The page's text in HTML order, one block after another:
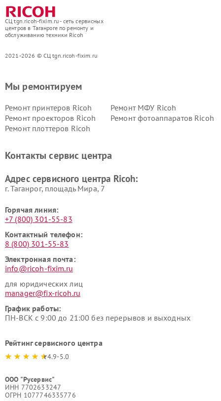
СЦ tgn.ricoh-fixim.ru - сеть сервисных
центров в Таганроге по ремонту и
обслуживанию техники Ricoh
2021-2026 © СЦ tgn.ricoh-fixim.ru
Мы ремонтируем
Ремонт принтеров Ricoh
Ремонт МФУ Ricoh
Ремонт проекторов Ricoh
Ремонт фотоаппаратов Ricoh
Ремонт плоттеров Ricoh
Контакты сервис центра
Адрес сервисного центра Ricoh:
г. Таганрог, площадь Мира, 7
Горячая линия:
+7 (800) 301-55-83
Контактный телефон:
8 (800) 301-55-83
Электронная почта:
info@ricoh-fixim.ru
для юридических лиц
manager@fix-ricoh.ru
График работы:
ПН-ВСК с 9:00 до 21:00 без перерывов и выходных
Рейтинг сервисного центра
4.9-5.0
ООО "Русервис"
ИНН 7702633247
ОГРН 1077746335776